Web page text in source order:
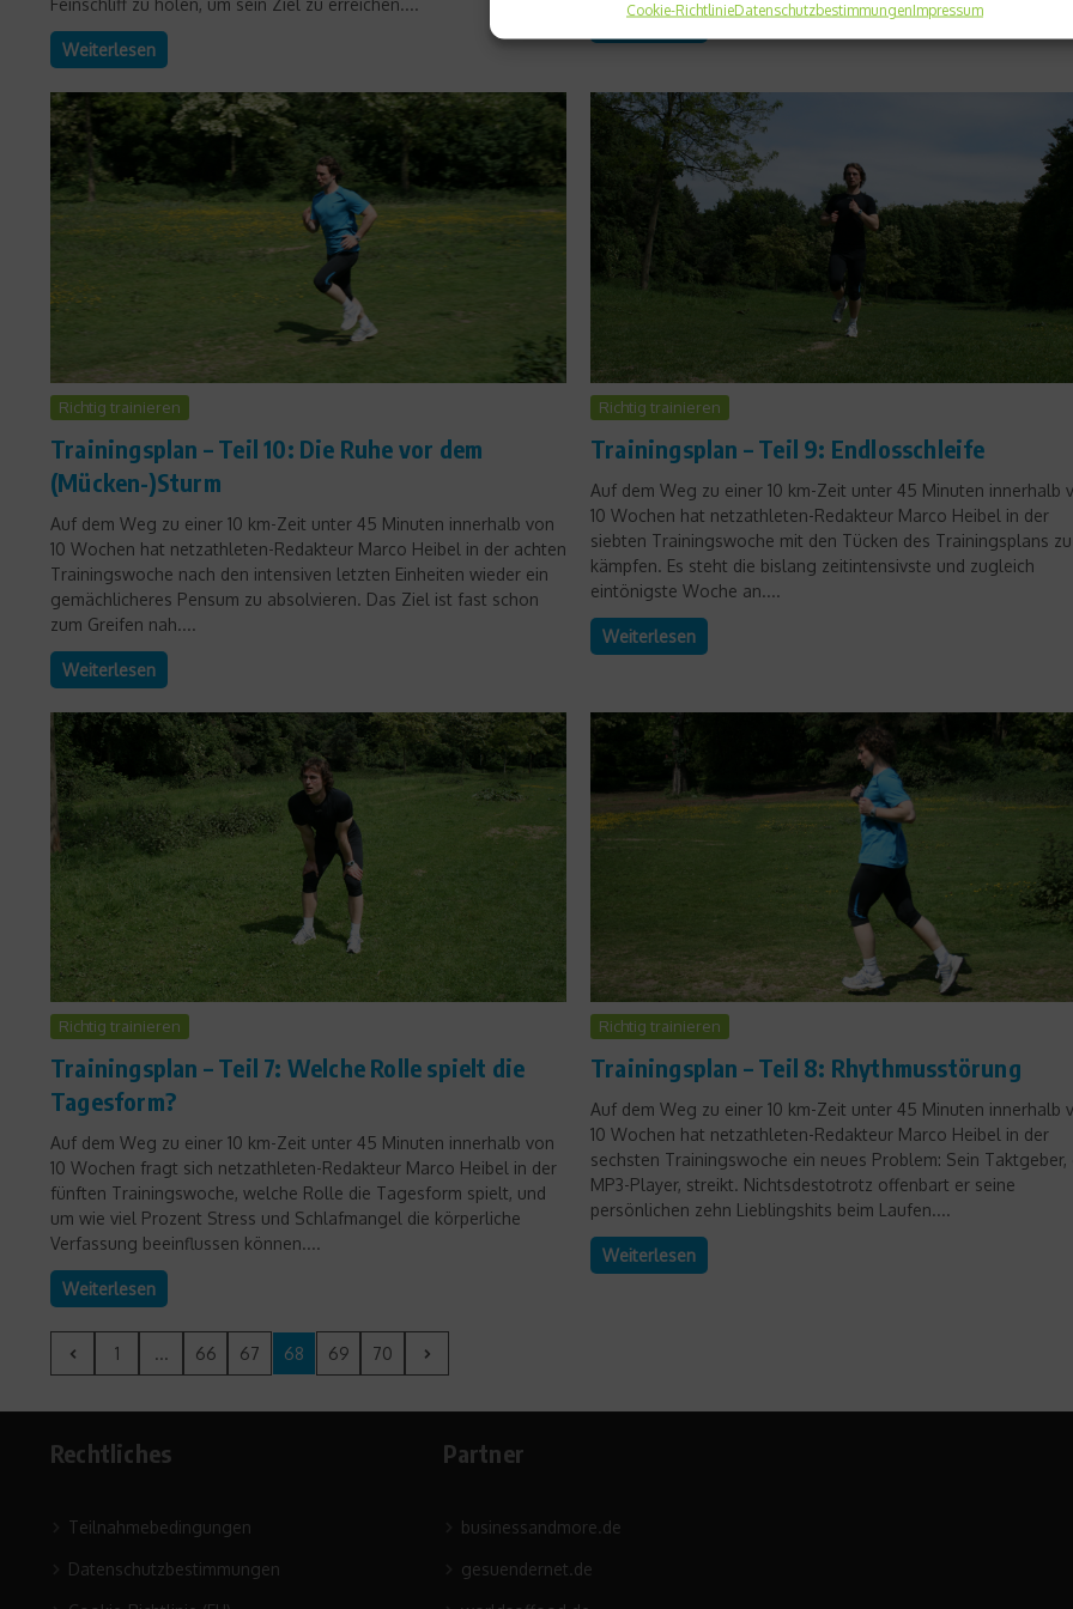
Cookie-RichtlinieDatenschutzbestimmungenImpressum
Feinschliff zu holen, um sein Ziel zu erreichen....
Weiterlesen
Weiterlesen
Richtig trainieren
Trainingsplan – Teil 10: Die Ruhe vor dem
(Mücken-)Sturm
Auf dem Weg zu einer 10 km-Zeit unter 45 Minuten innerhalb von
10 Wochen hat netzathleten-Redakteur Marco Heibel in der achten
Trainingswoche nach den intensiven letzten Einheiten wieder ein
gemächlicheres Pensum zu absolvieren. Das Ziel ist fast schon
zum Greifen nah....
Weiterlesen
Richtig trainieren
Trainingsplan – Teil 9: Endlosschleife
Auf dem Weg zu einer 10 km-Zeit unter 45 Minuten innerhalb
10 Wochen hat netzathleten-Redakteur Marco Heibel in der
siebten Trainingswoche mit den Tücken des Trainingsplans zu
kämpfen. Es steht die bislang zeitintensivste und zugleich
eintönigste Woche an....
Weiterlesen
Richtig trainieren
Trainingsplan – Teil 7: Welche Rolle spielt die
Tagesform?
Auf dem Weg zu einer 10 km-Zeit unter 45 Minuten innerhalb von
10 Wochen fragt sich netzathleten-Redakteur Marco Heibel in der
fünften Trainingswoche, welche Rolle die Tagesform spielt, und
um wie viel Prozent Stress und Schlafmangel die körperliche
Verfassung beeinflussen können....
Weiterlesen
Richtig trainieren
Trainingsplan – Teil 8: Rhythmusstörung
Auf dem Weg zu einer 10 km-Zeit unter 45 Minuten innerhalb
10 Wochen hat netzathleten-Redakteur Marco Heibel in der
sechsten Trainingswoche ein neues Problem: Sein Taktgeber,
MP3-Player, streikt. Nichtsdestotrotz offenbart er seine
persönlichen zehn Lieblingshits beim Laufen....
Weiterlesen
1 ... 66 67 68 69 70
Rechtliches
Teilnahmebedingungen
Datenschutzbestimmungen
Partner
businessandmore.de
gesuendernet.de